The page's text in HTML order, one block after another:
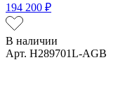
194 200 ₽
В наличии
Арт. H289701L-AGB